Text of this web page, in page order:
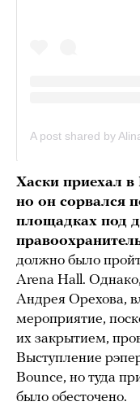
Хаски приехал в
но он сорвался
площадках под
должно было
Arena Hall.
Андрея Орехова,
мероприятие,
их закрытием,
Выступление
Bounce, но туда
было обесточено.